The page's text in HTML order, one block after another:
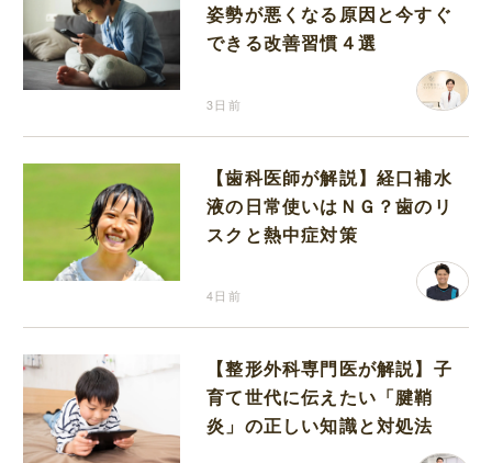
姿勢が悪くなる原因と今すぐ
できる改善習慣４選
3日前
【歯科医師が解説】経口補水
液の日常使いはＮＧ？歯のリ
スクと熱中症対策
4日前
【整形外科専門医が解説】子
育て世代に伝えたい「腱鞘
炎」の正しい知識と対処法